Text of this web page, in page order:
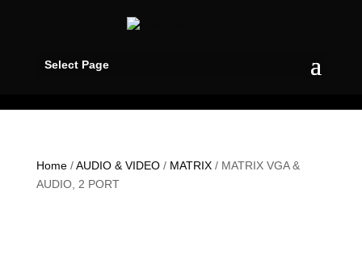
Select Page
Home/AUDIO & VIDEO/ MATRIX/ MATRIX VGA &
AUDIO, 2 PORT